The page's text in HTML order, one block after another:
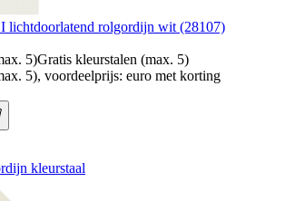
lichtdoorlatend rolgordijn wit (28107)
5)Gratis kleurstalen (max. 5)
5), voordeelprijs: euro met korting
kleurstaal